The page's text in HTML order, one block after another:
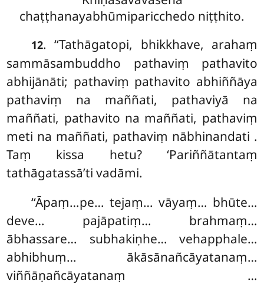
chaṭṭhanayabhūmiparicchedo niṭṭhito.
12. ‘‘Tathāgatopi, bhikkhave, arahaṃ
sammāsambuddho pathaviṃ pathavito
abhijānāti; pathaviṃ pathavito abhiññāya
pathaviṃ na maññati, pathaviyā na
maññati, pathavito na maññati, pathaviṃ
meti na maññati, pathaviṃ nābhinandati .
Taṃ kissa hetu? ‘Pariññātantaṃ
tathāgatassā’ti vadāmi.
‘‘Āpaṃ…pe… tejaṃ… vāyaṃ… bhūte…
deve… pajāpatiṃ… brahmaṃ…
ābhassare… subhakiṇhe… vehapphale…
abhibhuṃ… ākāsānañcāyatanaṃ…
viññāṇañcāyatanaṃ …